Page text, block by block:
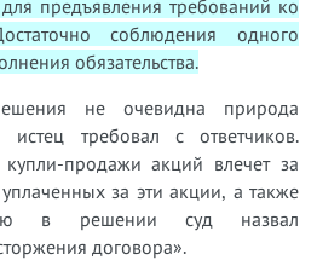
предъявления требований ко
соблюдения одного
обязательства.
не очевидна природа
истец требовал с ответчиков.
продажи акций влечет за
за эти акции, а также
в решении суд назвал
договора».